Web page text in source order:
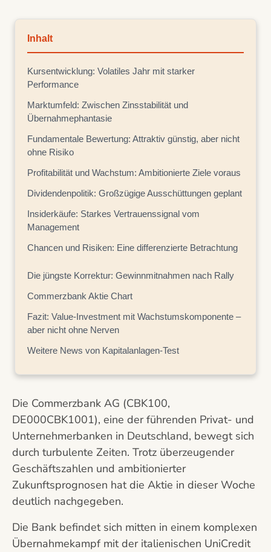
Inhalt
Kursentwicklung: Volatiles Jahr mit starker
Performance
Marktumfeld: Zwischen Zinsstabilität und
Übernahmephantasie
Fundamentale Bewertung: Attraktiv günstig, aber nicht
ohne Risiko
Profitabilität und Wachstum: Ambitionierte Ziele voraus
Dividendenpolitik: Großzügige Ausschüttungen geplant
Insiderkäufe: Starkes Vertrauenssignal vom
Management
Chancen und Risiken: Eine differenzierte Betrachtung
Die jüngste Korrektur: Gewinnmitnahmen nach Rally
Commerzbank Aktie Chart
Fazit: Value-Investment mit Wachstumskomponente –
aber nicht ohne Nerven
Weitere News von Kapitalanlagen-Test
Die Commerzbank AG (CBK100,
DE000CBK1001), eine der führenden Privat- und
Unternehmerbanken in Deutschland, bewegt sich
durch turbulente Zeiten. Trotz überzeugender
Geschäftszahlen und ambitionierter
Zukunftsprognosen hat die Aktie in dieser Woche
deutlich nachgegeben.
Die Bank befindet sich mitten in einem komplexen
Übernahmekampf mit der italienischen UniCredit